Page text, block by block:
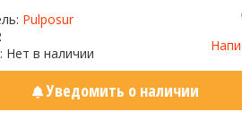
Pulposur
Нет в наличии
Уведомить о наличии